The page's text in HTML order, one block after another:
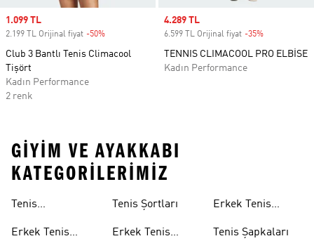
Sale price
1.099 TL
2.199 TL Orijinal fiyat -50%
Club 3 Bantlı Tenis Climacool
Tişört
Kadın Performance
2 renk
Sale price
4.289 TL
6.599 TL Orijinal fiyat -35%
TENNIS CLIMACOOL PRO ELBİSE
Kadın Performance
GIYIM VE AYAKKABI
KATEGORILERIMIZ
Tenis
Erkek Tenis
Tenis Şortları
Erkek Tenis
Erkek Tenis
Tenis Şapkaları